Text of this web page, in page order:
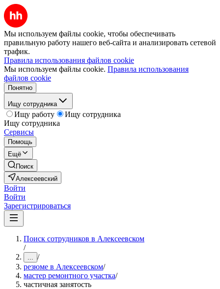
Мы используем файлы cookie, чтобы обеспечивать
правильную работу нашего веб-сайта и анализировать сетевой
трафик.
Правила использования файлов cookie
Мы используем файлы cookie. Правила использования
файлов cookie
Понятно
Ищу сотрудника
Ищу работу
Ищу сотрудника
Ищу сотрудника
Сервисы
Помощь
Ещё
Поиск
Алексеевский
Войти
Войти
Зарегистрироваться
Поиск сотрудников в Алексеевском
/
... /
резюме в Алексеевском/
мастер ремонтного участка/
частичная занятость